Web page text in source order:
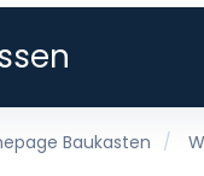
Baukasten